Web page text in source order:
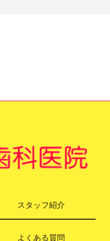
スタッフ紹介
よくある質問